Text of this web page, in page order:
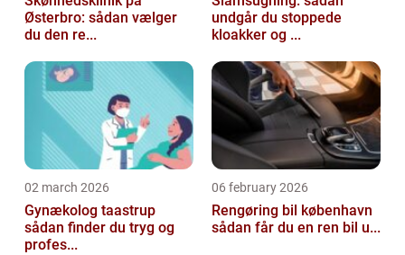
Østerbro: sådan vælger
du den re...
undgår du stoppede
kloakker og ...
02 march 2026
Gynækolog taastrup
sådan finder du tryg og
profes...
06 february 2026
Rengøring bil københavn
sådan får du en ren bil u...